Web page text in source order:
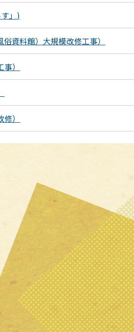
」)
資料館）大規模改修工事）
）
）